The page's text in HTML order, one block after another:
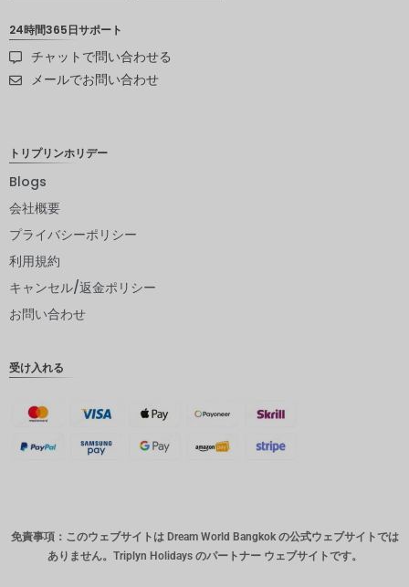
スウェー
デンクロ
ーナ
デンマー
ククロー
ネ
オースト
ラリアド
24時間365日サポート
チャットで問い合わせる
メールでお問い合わせ
トリプリンホリデー
Blogs
会社概要
プライバシーポリシー
利用規約
キャンセル/返金ポリシー
お問い合わせ
受け入れる
免責事項：このウェブサイトは Dream World Bangkok の公式ウェブサイトでは
ありません。Triplyn Holidays のパートナー ウェブサイトです。